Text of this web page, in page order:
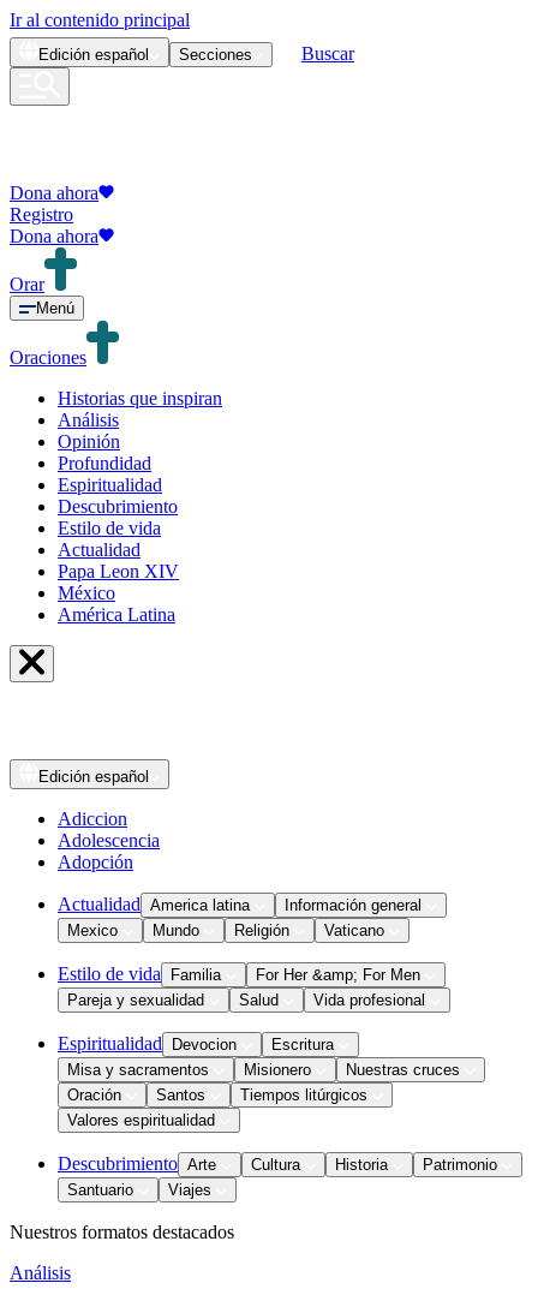
Ir al contenido principal
Edición español Secciones Buscar
Dona ahora
Registro
Dona ahora
Orar
Menú
Oraciones
Historias que inspiran
Análisis
Opinión
Profundidad
Espiritualidad
Descubrimiento
Estilo de vida
Actualidad
Papa Leon XIV
México
América Latina
Edición español
Adiccion
Adolescencia
Adopción
Actualidad America latina
Información general
Mexico
Mundo Religión Vaticano
Estilo de vida Familia
For Her &amp; For Men
Pareja y sexualidad
Salud Vida profesional
Espiritualidad Devocion
Escritura
Misa y sacramentos
Misionero
Nuestras cruces
Oración
Santos
Tiempos litúrgicos
Valores espiritualidad
Descubrimiento Arte Cultura Historia
Patrimonio
Santuario
Viajes
Nuestros formatos destacados
Análisis